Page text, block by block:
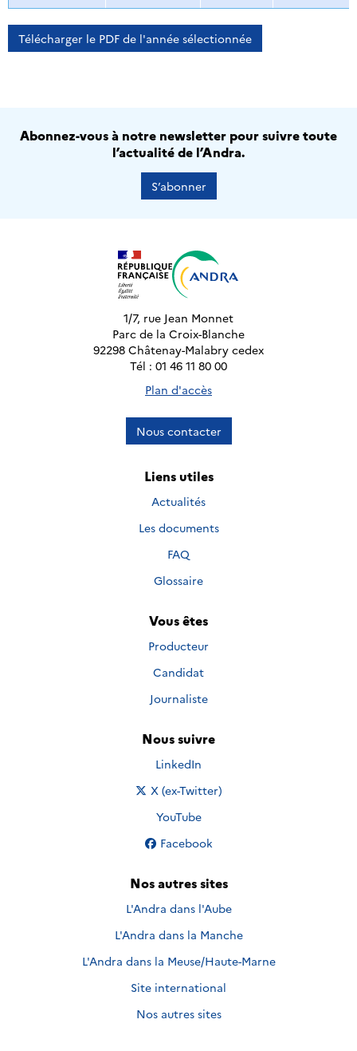
Télécharger le PDF de l'année sélectionnée
Abonnez-vous à notre newsletter pour suivre toute
l’actualité de l’Andra.
S’abonner
1/7, rue Jean Monnet
Parc de la Croix-Blanche
92298 Châtenay-Malabry cedex
Tél : 01 46 11 80 00
Plan d'accès
Nous contacter
Liens utiles
Actualités
Les documents
FAQ
Glossaire
Vous êtes
Producteur
Candidat
Journaliste
Nous suivre
Nous suivre sur
LinkedIn
Nous suivre sur
X (ex-Twitter)
Nous suivre sur
YouTube
Nous suivre sur
Facebook
Nos autres sites
L'Andra dans l'Aube
L'Andra dans la Manche
L'Andra dans la Meuse/Haute-Marne
Site international
Nos autres sites